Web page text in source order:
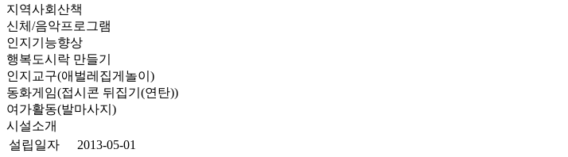
지역사회산책
신체/음악프로그램
인지기능향상
행복도시락 만들기
인지교구(애벌레집게놀이)
동화게임(접시콘 뒤집기(연탄))
여가활동(발마사지)
시설소개
설립일자
2013-05-01